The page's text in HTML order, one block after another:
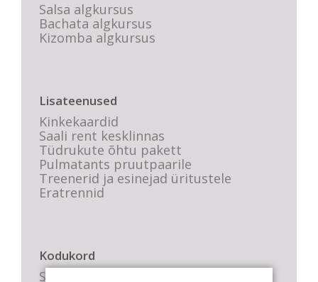
Salsa algkursus
Bachata algkursus
Kizomba algkursus
Lisateenused
Kinkekaardid
Saali rent kesklinnas
Tüdrukute õhtu pakett
Pulmatants pruutpaarile
Treenerid ja esinejad üritustele
Eratrennid
Kodukord
Stuudio sisekord